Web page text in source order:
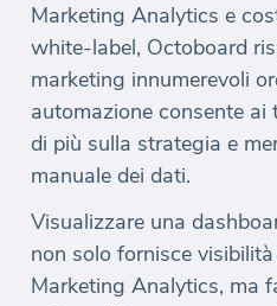
Marketing Analytics e
white-label, Octoboard
marketing innumerevoli
automazione consente ai
di più sulla strategia e
manuale dei dati.
Visualizzare una
non solo fornisce
Marketing Analytics, ma